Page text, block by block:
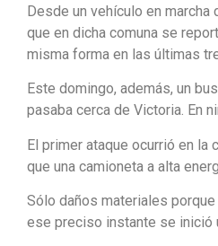
Desde un vehículo en
que en dicha comuna se
misma forma en las últimas
Este domingo, además, un
pasaba cerca de Victoria. En
El primer ataque ocurrió en la
que una camioneta a alta
Sólo daños materiales
ese preciso instante se inició